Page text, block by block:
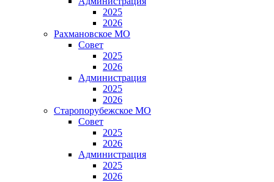
2025
2026
Рахмановское МО
Совет
2025
2026
Администрация
2025
2026
Старопорубежское МО
Совет
2025
2026
Администрация
2025
2026